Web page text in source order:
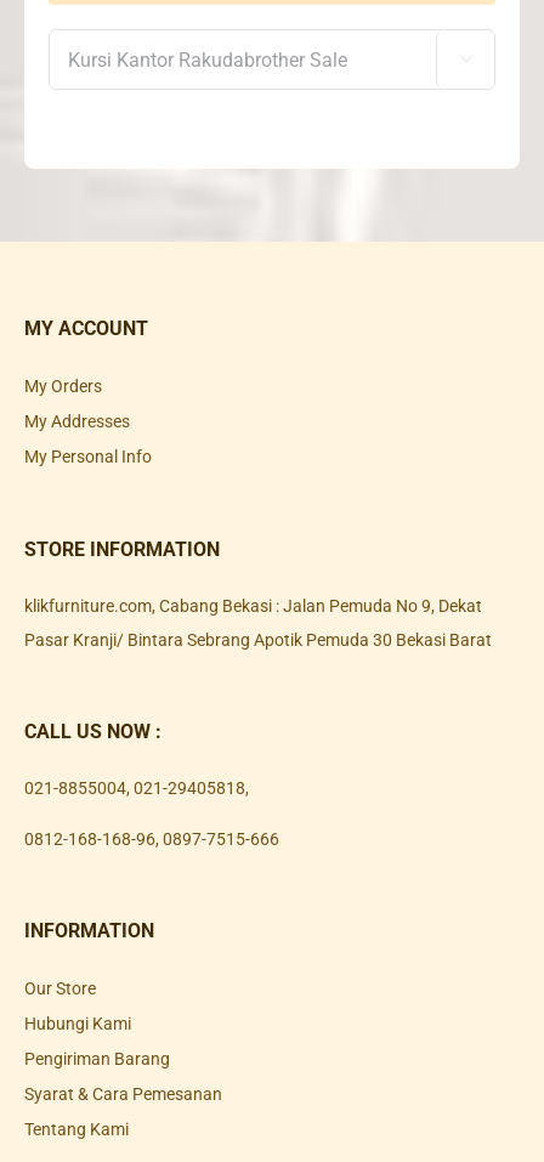

MY ACCOUNT
My Orders
My Addresses
My Personal Info
STORE INFORMATION
klikfurniture.com, Cabang Bekasi : Jalan Pemuda No 9, Dekat
Pasar Kranji/ Bintara Sebrang Apotik Pemuda 30 Bekasi Barat
CALL US NOW :
021-8855004, 021-29405818,
0812-168-168-96, 0897-7515-666
INFORMATION
Our Store
Hubungi Kami
Pengiriman Barang
Syarat & Cara Pemesanan
Tentang Kami